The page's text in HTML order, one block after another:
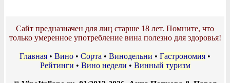
Сайт предназначен для лиц старше 18 лет. Помните, что
только умеренное употребление вина полезно для здоровья!
Главная • Вино • Сорта • Винодельни • Гастрономия •
Рейтинги • Вино недели • Винный туризм